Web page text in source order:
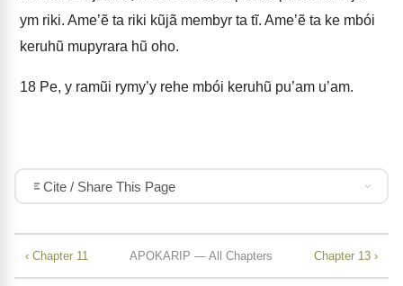
ym riki. Ame’ẽ ta riki kũjã membyr ta tĩ. Ame’ẽ ta ke mbói
keruhũ mupyrara hũ oho.
18 Pe, y ramũi rymy’y rehe mbói keruhũ pu’am u’am.
Cite / Share This Page
‹ Chapter 11 APOKARIP — All Chapters Chapter 13 ›